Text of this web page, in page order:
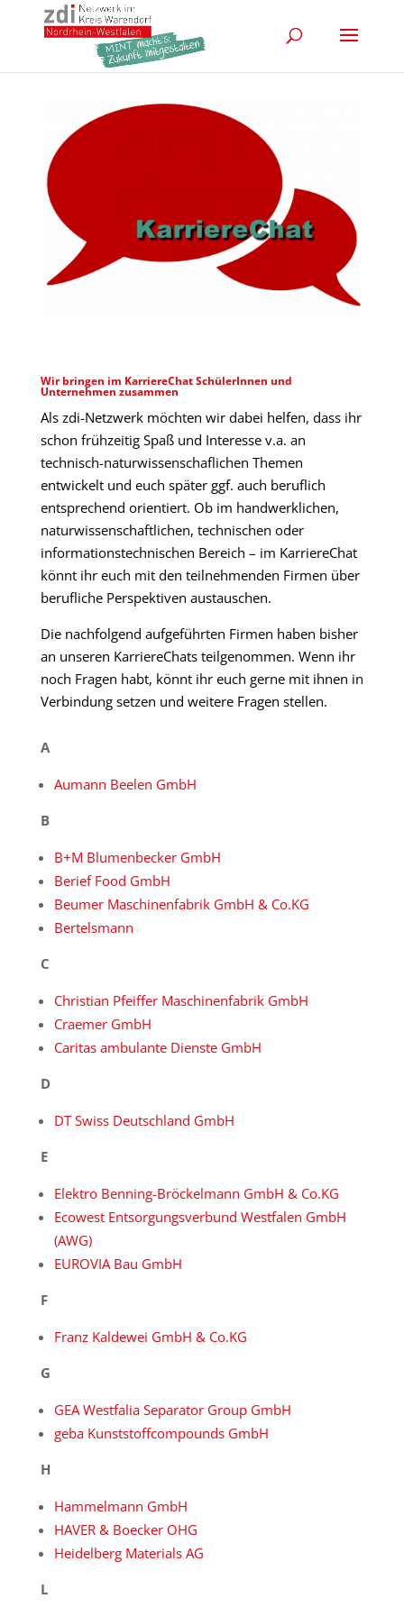
Wir bringen im KarriereChatSchülerInnen und
Unternehmen zusammen
Als zdi-Netzwerk möchten wir dabei helfen, dass ihr
schon frühzeitig Spaß und Interesse v.a. an
technisch-naturwissenschaflichen Themen
entwickelt und euch später ggf. auch beruflich
entsprechend orientiert. Ob im handwerklichen,
naturwissenschaftlichen, technischen oder
informationstechnischen Bereich – im KarriereChat
könnt ihr euch mit den teilnehmenden Firmen über
berufliche Perspektiven austauschen.
Die nachfolgend aufgeführten Firmen haben bisher
an unseren KarriereChats teilgenommen. Wenn ihr
noch Fragen habt, könnt ihr euch gerne mit ihnen in
Verbindung setzen und weitere Fragen stellen.
A
Aumann Beelen GmbH
B
B+M Blumenbecker GmbH
Berief Food GmbH
Beumer Maschinenfabrik GmbH & Co.KG
Bertelsmann
C
Christian Pfeiffer Maschinenfabrik GmbH
Craemer GmbH
Caritas ambulante Dienste GmbH
D
DT Swiss Deutschland GmbH
E
Elektro Benning-Bröckelmann GmbH & Co.KG
Ecowest Entsorgungsverbund Westfalen GmbH
(AWG)
EUROVIA Bau GmbH
F
Franz Kaldewei GmbH & Co.KG
G
GEA Westfalia Separator Group GmbH
geba Kunststoffcompounds GmbH
H
Hammelmann GmbH
HAVER & Boecker OHG
Heidelberg Materials AG
L